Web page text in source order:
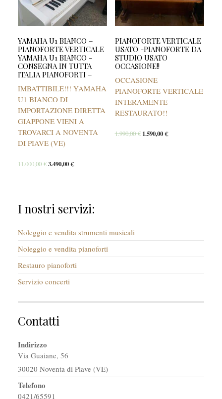
YAMAHA U1 BIANCO –
PIANOFORTE VERTICALE
YAMAHA U1 BIANCO -
CONSEGNA IN TUTTA
ITALIA PIANOFORTI –
IMBATTIBILE!!! YAMAHA
U1 BIANCO DI
IMPORTAZIONE DIRETTA
GIAPPONE VIENI A
TROVARCI A NOVENTA
DI PIAVE (VE)
11.000,00€3.490,00€
PIANOFORTE VERTICALE
USATO -PIANOFORTE DA
STUDIO USATO
OCCASIONE!!
OCCASIONE
PIANOFORTE VERTICALE
INTERAMENTE
RESTAURATO!!
1.990,00€ 1.590,00€
I nostri servizi:
Noleggio e vendita strumenti musicali
Noleggio e vendita pianoforti
Restauro pianoforti
Servizio concerti
Contatti
Indirizzo
Via Guaiane, 56
30020 Noventa di Piave (VE)
Telefono
0421/65591